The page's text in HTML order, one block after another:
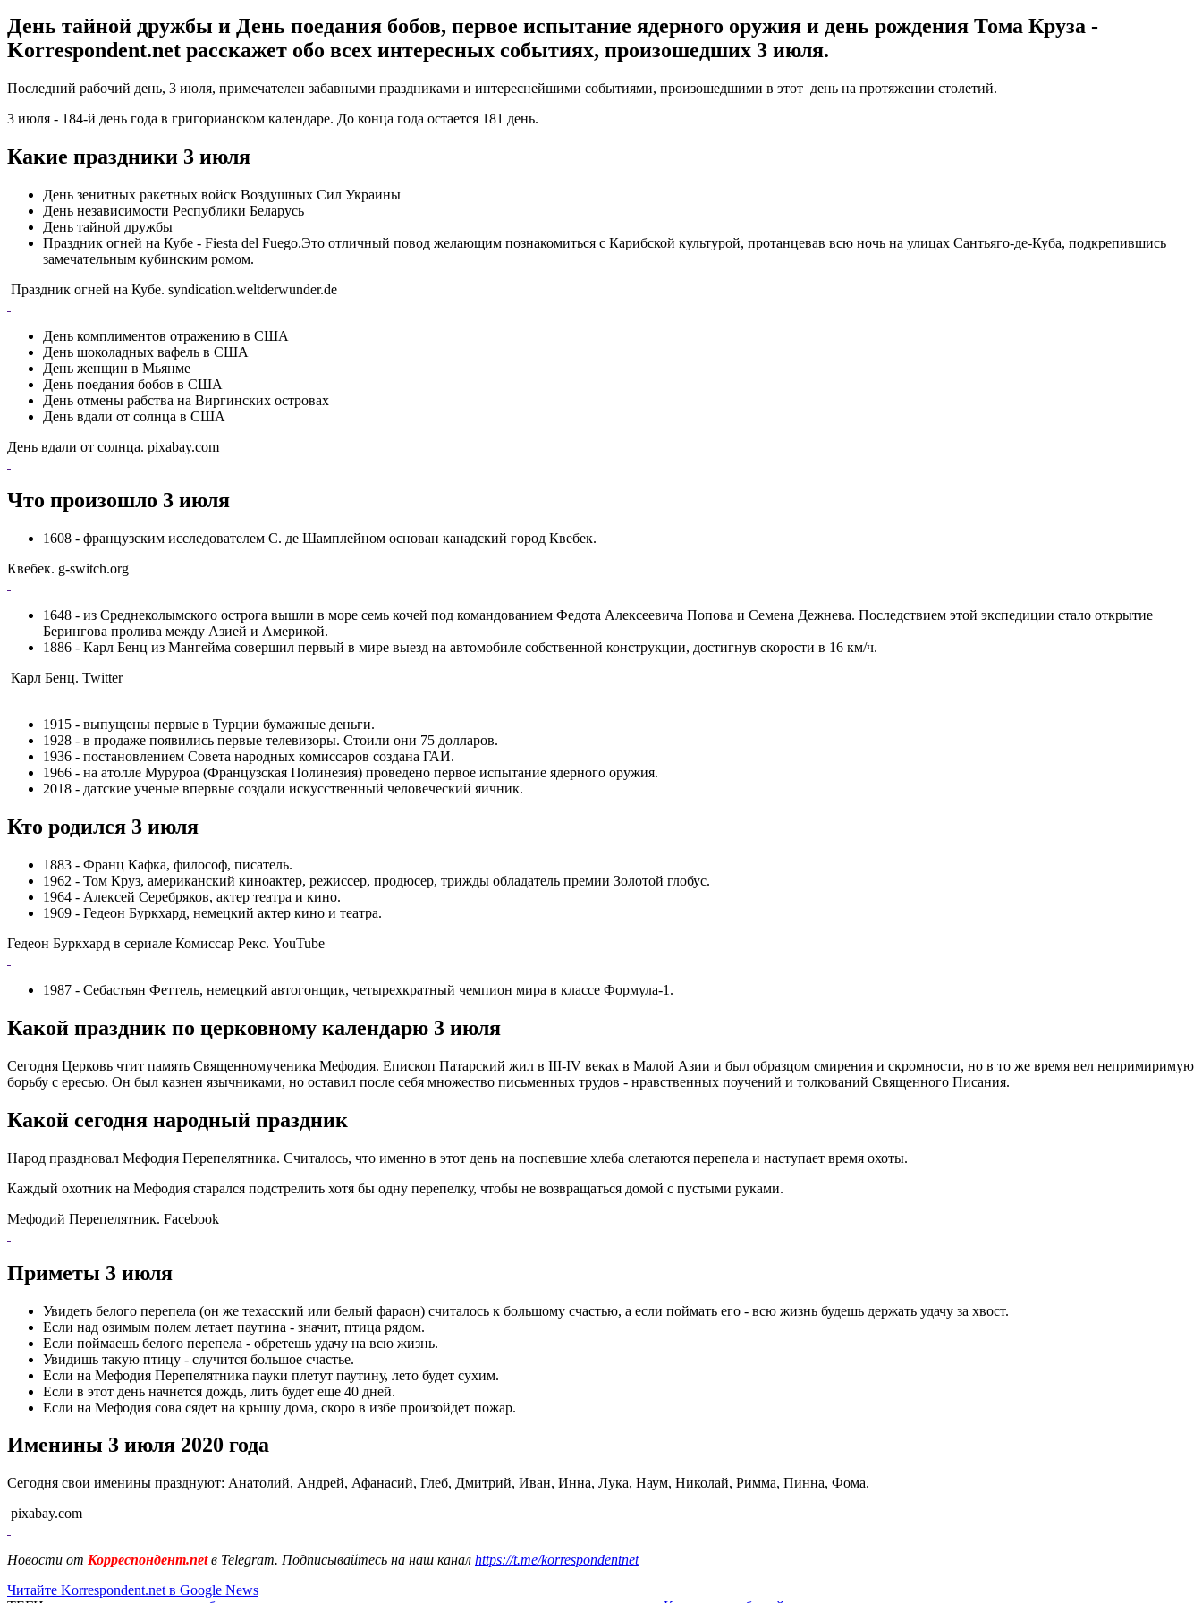
День тайной дружбы и День поедания бобов, первое испытание ядерного оружия и день рождения Тома Круза -
Korrespondent.net расскажет обо всех интересных событиях, произошедших 3 июля.
Последний рабочий день, 3 июля, примечателен забавными праздниками и интереснейшими событиями, произошедшими в этот день на протяжении столетий.
3 июля - 184-й день года в григорианском календаре. До конца года остается 181 день.
Какие праздники 3 июля
День зенитных ракетных войск Воздушных Сил Украины
День независимости Республики Беларусь
День тайной дружбы
Праздник огней на Кубе - Fiesta del Fuego.Это отличный повод желающим познакомиться с Карибской культурой, протанцевав всю ночь на улицах Сантьяго-де-Куба, подкрепившись
замечательным кубинским ромом.
Праздник огней на Кубе. syndication.weltderwunder.de
День комплиментов отражению в США
День шоколадных вафель в США
День женщин в Мьянме
День поедания бобов в США
День отмены рабства на Виргинских островах
День вдали от солнца в США
День вдали от солнца. pixabay.com
Что произошло 3 июля
1608 - французским исследователем С. де Шамплейном основан канадский город Квебек.
Квебек. g-switch.org
1648 - из Среднеколымского острога вышли в море семь кочей под командованием Федота Алексеевича Попова и Семена Дежнева. Последствием этой экспедиции стало открытие
Берингова пролива между Азией и Америкой.
1886 - Карл Бенц из Мангейма совершил первый в мире выезд на автомобиле собственной конструкции, достигнув скорости в 16 км/ч.
Карл Бенц. Twitter
1915 - выпущены первые в Турции бумажные деньги.
1928 - в продаже появились первые телевизоры. Стоили они 75 долларов.
1936 - постановлением Совета народных комиссаров создана ГАИ.
1966 - на атолле Муруроа (Французская Полинезия) проведено первое испытание ядерного оружия.
2018 - датские ученые впервые создали искусственный человеческий яичник.
Кто родился 3 июля
1883 - Франц Кафка, философ, писатель.
1962 - Том Круз, американский киноактер, режиссер, продюсер, трижды обладатель премии Золотой глобус.
1964 - Алексей Серебряков, актер театра и кино.
1969 - Гедеон Буркхард, немецкий актер кино и театра.
Гедеон Буркхард в сериале Комиссар Рекс. YouTube
1987 - Себастьян Феттель, немецкий автогонщик, четырехкратный чемпион мира в классе Формула-1.
Какой праздник по церковному календарю 3 июля
Сегодня Церковь чтит память Священномученика Мефодия. Епископ Патарский жил в III-IV веках в Малой Азии и был образцом смирения и скромности, но в то же время вел непримиримую
борьбу с ересью. Он был казнен язычниками, но оставил после себя множество письменных трудов - нравственных поучений и толкований Священного Писания.
Какой сегодня народный праздник
Народ праздновал Мефодия Перепелятника. Считалось, что именно в этот день на поспевшие хлеба слетаются перепела и наступает время охоты.
Каждый охотник на Мефодия старался подстрелить хотя бы одну перепелку, чтобы не возвращаться домой с пустыми руками.
Мефодий Перепелятник. Facebook
Приметы 3 июля
Увидеть белого перепела (он же техасский или белый фараон) считалось к большому счастью, а если поймать его - всю жизнь будешь держать удачу за хвост.
Если над озимым полем летает паутина - значит, птица рядом.
Если поймаешь белого перепела - обретешь удачу на всю жизнь.
Увидишь такую птицу - случится большое счастье.
Если на Мефодия Перепелятника пауки плетут паутину, лето будет сухим.
Если в этот день начнется дождь, лить будет еще 40 дней.
Если на Мефодия сова сядет на крышу дома, скоро в избе произойдет пожар.
Именины 3 июля 2020 года
Сегодня свои именины празднуют: Анатолий, Андрей, Афанасий, Глеб, Дмитрий, Иван, Инна, Лука, Наум, Николай, Римма, Пинна, Фома.
pixabay.com
Новости от Корреспондент.netв Telegram. Подписывайтесь на наш канал https://t.me/korrespondentnet
Читайте Korrespondent.net в Google News